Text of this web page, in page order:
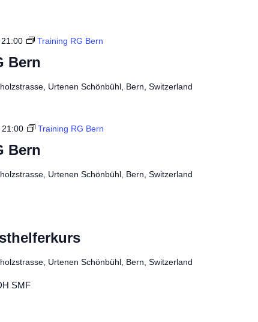
Bern
21:00 Training RG Bern
Urtenen Schönbühl, Bern, Switzerland
Bern
21:00 Training RG Bern
Urtenen Schönbühl, Bern, Switzerland
Urtenen Schönbühl, Bern, Switzerland
SMF